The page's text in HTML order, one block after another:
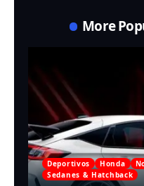
More
Deportivos Honda
Sedanes & Hatchback